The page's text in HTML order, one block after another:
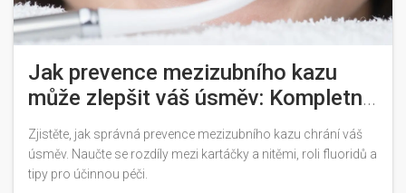
Jak prevence mezizubního kazu
může zlepšit váš úsměv: Kompletní
průvodce péčí
Zjistěte, jak správná prevence mezizubního kazu chrání váš
úsměv. Naučte se rozdíly mezi kartáčky a nitěmi, roli fluoridů a
tipy pro účinnou péči.